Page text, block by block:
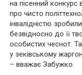
на пісенний
про чисто
інвалідністю
безвідносно до її
особистих чеснот.
у зеківському
– вважає Забужко.